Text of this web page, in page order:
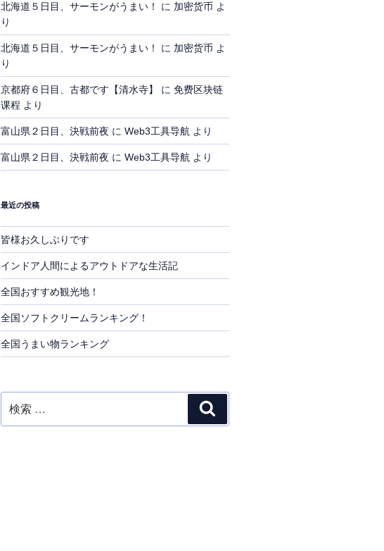
北海道５日目、サーモンがうまい！ に 加密货币 よ
り
北海道５日目、サーモンがうまい！ に 加密货币 よ
り
京都府６日目、古都です【清水寺】 に 免费区块链
课程 より
富山県２日目、決戦前夜 に Web3工具导航より
富山県２日目、決戦前夜 に Web3工具导航より
最近の投稿
皆様お久しぶりです
インドア人間によるアウトドアな生活記
全国おすすめ観光地！
全国ソフトクリームランキング！
全国うまい物ランキング
索:
索